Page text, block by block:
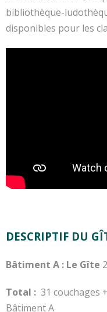
bibliothèque-
disponibles pour les
DESCRIPTIF DU
Bâtiment A : Le Gîte
Total : 31 couchages
Bâtiment A